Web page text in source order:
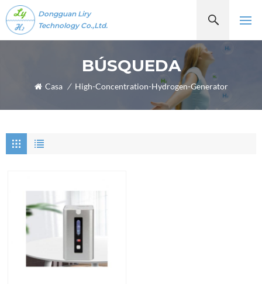
Dongguan Liry
Technology Co.,Ltd.
BÚSQUEDA
Casa / High-Concentration-Hydrogen-Generator